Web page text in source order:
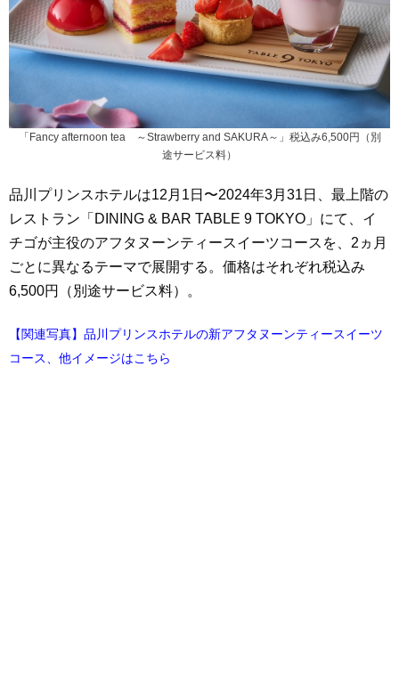
「Fancy afternoon tea ～Strawberry and SAKURA～」税込み6,500円（別
途サービス料）
品川プリンスホテルは12月1日〜2024年3月31日、最上階の
レストラン「DINING & BAR TABLE 9 TOKYO」にて、イ
チゴが主役のアフタヌーンティースイーツコースを、2ヵ月
ごとに異なるテーマで展開する。価格はそれぞれ税込み
6,500円（別途サービス料）。
【関連写真】品川プリンスホテルの新アフタヌーンティースイーツ
コース、他イメージはこちら